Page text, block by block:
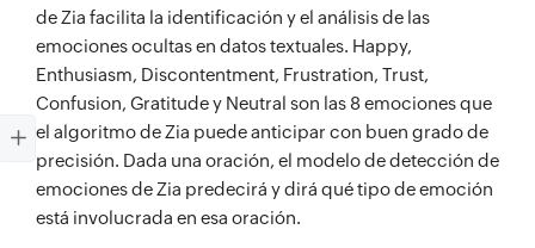
de Zia facilita la identificación y el análisis de las
emociones ocultas en datos textuales. Happy,
Enthusiasm, Discontentment, Frustration, Trust,
Confusion, Gratitude y Neutral son las 8 emociones que
el algoritmo de Zia puede anticipar con buen grado de
precisión. Dada una oración, el modelo de detección de
emociones de Zia predecirá y dirá qué tipo de emoción
está involucrada en esa oración.